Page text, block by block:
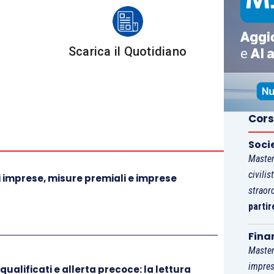
sia dalla dismissione del patrimonio della
eccedenza del passivo sull’attivo
un consolidato orientamento della Corte – cui il
stato d’insolvenza
si
le proprie obbligazioni a seguito del
di fallimentonel momento in cui il medesimo
con mezzi ordinari le obbligazioni (cit.
Scarica il Quotidiano
misure premiali e imprese
e allerta precoce: la lettura